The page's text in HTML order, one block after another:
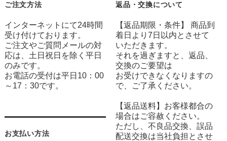
ご注文方法
インターネットにて24時間
受け付けております。
ご注文やご質問メールの対
応は、土日祝日を除く平日
のみです。
お電話の受付は平日10：00
～17：30です。
お支払い方法
返品・交換について
【返品期限・条件】 商品到
着日より7日以内とさせて
いただきます。
それを過ぎますと、返品、
交換のご要望は
お受けできなくなりますの
で、ご了承ください。
【返品送料】お客様都合の
場合はご容赦ください。
ただし、不良品交換、誤品
配送交換は当社負担とさせ